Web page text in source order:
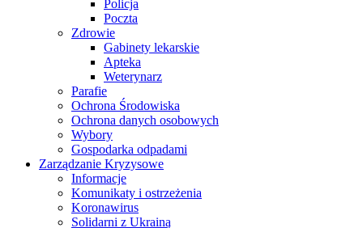
Policja
Poczta
Zdrowie
Gabinety lekarskie
Apteka
Weterynarz
Parafie
Ochrona Środowiska
Ochrona danych osobowych
Wybory
Gospodarka odpadami
Zarządzanie Kryzysowe
Informacje
Komunikaty i ostrzeżenia
Koronawirus
Solidarni z Ukrainą